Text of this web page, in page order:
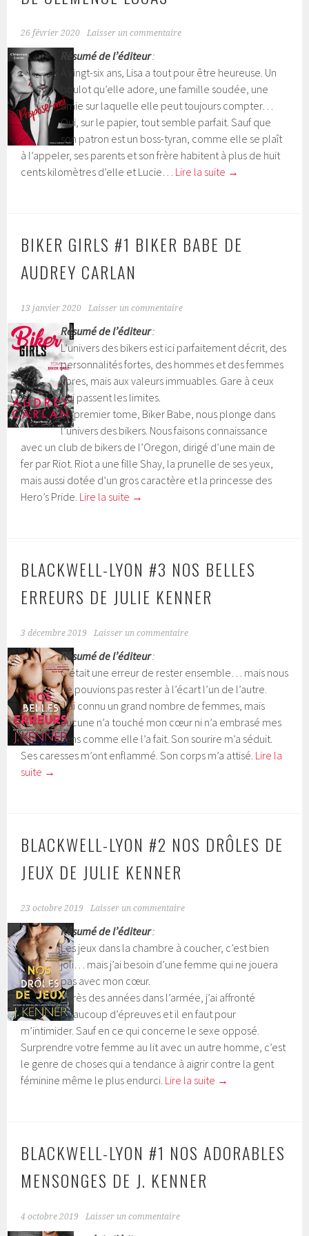
26 février 2020 Laisser un commentaire
Résumé de l’éditeur:
À vingt-six ans, Lisa a tout pour être heureuse. Un
boulot qu’elle adore, une famille soudée, une
amie sur laquelle elle peut toujours compter…
Oui, sur le papier, tout semble parfait. Sauf que
son patron est un boss-tyran, comme elle se plaît
à l’appeler, ses parents et son frère habitent à plus de huit
cents kilomètres d’elle et Lucie… Lire la suite →
BIKER GIRLS #1 BIKER BABE DE
AUDREY CARLAN
13 janvier 2020 Laisser un commentaire
Résumé de l’éditeur:
L’univers des bikers est ici parfaitement décrit, des
personnalités fortes, des hommes et des femmes
libres, mais aux valeurs immuables. Gare à ceux
qui passent les limites.
Le premier tome, Biker Babe, nous plonge dans
l’univers des bikers. Nous faisons connaissance
avec un club de bikers de l’Oregon, dirigé d’une main de
fer par Riot. Riot a une fille Shay, la prunelle de ses yeux,
mais aussi dotée d’un gros caractère et la princesse des
Hero’s Pride. Lire la suite →
BLACKWELL-LYON #3 NOS BELLES
ERREURS DE JULIE KENNER
3 décembre 2019 Laisser un commentaire
Résumé de l’éditeur:
C’était une erreur de rester ensemble… mais nous
ne pouvions pas rester à l’écart l’un de l’autre.
J’ai connu un grand nombre de femmes, mais
aucune n’a touché mon cœur ni n’a embrasé mes
sens comme elle l’a fait. Son sourire m’a séduit.
Ses caresses m’ont enflammé. Son corps m’a attisé. Lire la
suite →
BLACKWELL-LYON #2 NOS DRÔLES DE
JEUX DE JULIE KENNER
23 octobre 2019 Laisser un commentaire
Résumé de l’éditeur:
Les jeux dans la chambre à coucher, c’est bien
joli… mais j’ai besoin d’une femme qui ne jouera
pas avec mon cœur.
Après des années dans l’armée, j’ai affronté
beaucoup d’épreuves et il en faut pour
m’intimider. Sauf en ce qui concerne le sexe opposé.
Surprendre votre femme au lit avec un autre homme, c’est
le genre de choses qui a tendance à aigrir contre la gent
féminine même le plus endurci. Lire la suite →
BLACKWELL-LYON #1 NOS ADORABLES
MENSONGES DE J. KENNER
4 octobre 2019 Laisser un commentaire